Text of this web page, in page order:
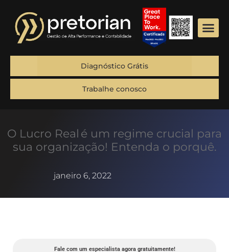
Diagnóstico Grátis
Trabalhe conosco
O Lucro Real é um regime crucial para
sua organização! Entenda o porquê.
janeiro 6, 2022
Fale com um especialista agora gratuitamente!